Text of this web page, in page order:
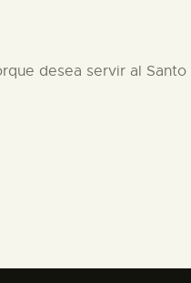
desea servir al